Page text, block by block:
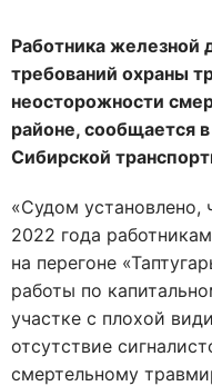
Работника железной
требований охраны
неосторожности
районе, сообщается
Сибирской
«Судом установлено,
2022 года
на перегоне
работы по
участке с плохой
отсутствие
смертельному